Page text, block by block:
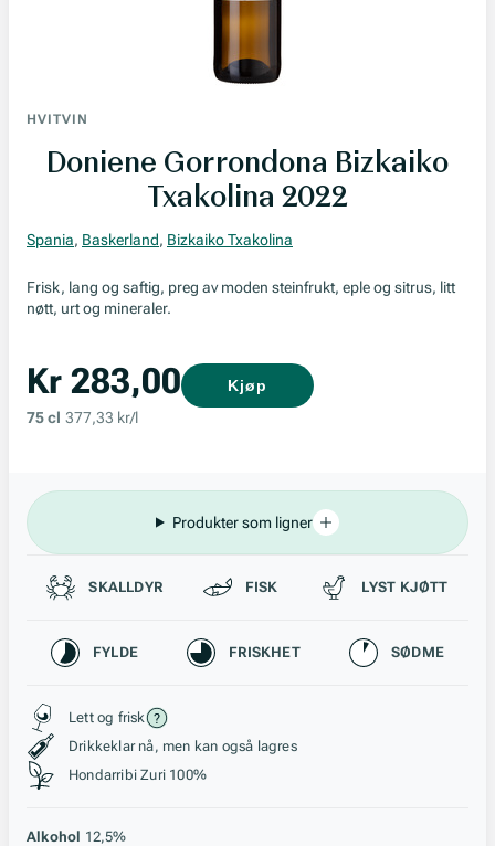
HVITVIN
Doniene Gorrondona Bizkaiko
Txakolina 2022
Spania, Baskerland, Bizkaiko Txakolina
Frisk, lang og saftig, preg av moden steinfrukt, eple og sitrus, litt
nøtt, urt og mineraler.
Kr 283,00
75 cl 377,33 kr/l
Kjøp
Produkter som ligner
Passer til
SKALLDYR FISK LYST KJØTT
Karakteristikk
FYLDE FRISKHET SØDME
Stil, lagring og råstoff
Lett og frisk
Drikkeklar nå, men kan også lagres
Hondarribi Zuri 100%
Alkohol 12,5%